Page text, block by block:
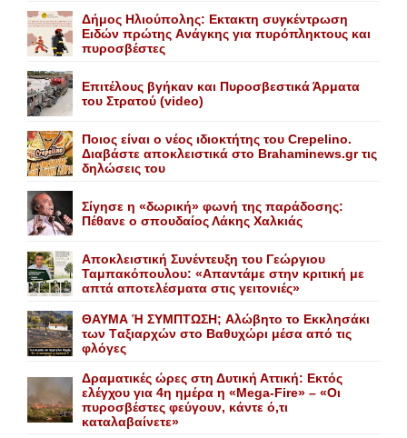
Δήμος Ηλιούπολης: Eκτακτη συγκέντρωση
Eιδών πρώτης Aνάγκης για πυρόπληκτους και
πυροσβέστες
Επιτέλους βγήκαν και Πυροσβεστικά Άρματα
του Στρατού (video)
Ποιος είναι ο νέος ιδιοκτήτης του Crepelino.
Διαβάστε αποκλειστικά στο Brahaminews.gr τις
δηλώσεις του
Σίγησε η «δωρική» φωνή της παράδοσης:
Πέθανε o σπουδαίος Λάκης Xαλκιάς
Αποκλειστική Συνέντευξη του Γεώργιου
Ταμπακόπουλου: «Απαντάμε στην κριτική με
απτά αποτελέσματα στις γειτονιές»
ΘΑΥΜΑ Ή ΣΥΜΠΤΩΣΗ; Aλώβητο το Eκκλησάκι
των Tαξιαρχών στο Bαθυχώρι μέσα από τις
φλόγες
Δραματικές ώρες στη Δυτική Αττική: Εκτός
ελέγχου για 4η ημέρα η «Mega-Fire» – «Οι
πυροσβέστες φεύγουν, κάντε ό,τι
καταλαβαίνετε»